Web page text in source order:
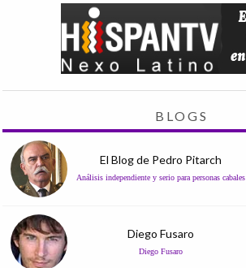
BLOGS
El Blog de Pedro Pitarch
Análisis independiente y serio para personas cabales
Diego Fusaro
Diego Fusaro